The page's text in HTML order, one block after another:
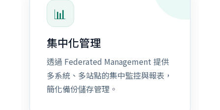
📊
集中化管理
透過 Federated Management 提供
多系統、多站點的集中監控與報表，
簡化備份儲存管理。